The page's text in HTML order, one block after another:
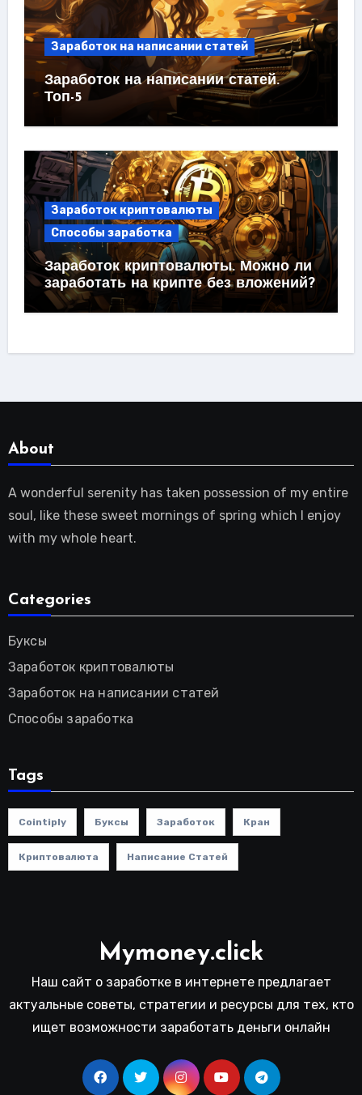
Заработок на написании статей
Заработок на написании статей.
Топ-5
Заработок криптовалюты
Способы заработка
Заработок криптовалюты. Можно ли
заработать на крипте без вложений?
About
A wonderful serenity has taken possession of my entire
soul, like these sweet mornings of spring which I enjoy
with my whole heart.
Categories
Буксы
Заработок криптовалюты
Заработок на написании статей
Способы заработка
Tags
Cointiply Буксы Заработок Кран
Криптовалюта Написание Статей
Mymoney.click
Наш сайт о заработке в интернете предлагает
актуальные советы, стратегии и ресурсы для тех, кто
ищет возможности заработать деньги онлайн